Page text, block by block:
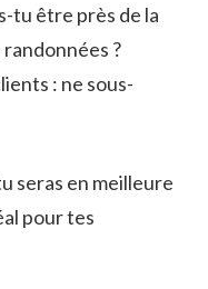
tu être près de la
?
: ne sous-
seras en meilleure
pour tes